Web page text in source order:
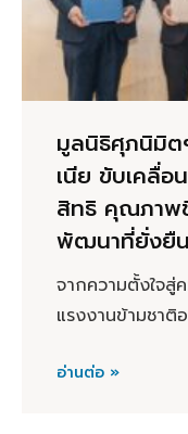
มูลนิธิศุภนิมิต
เนีย ขับเคลื่อ
สิทธิ คุณภาพ
พัฒนาที่ยั่งยืน
จากความตั้งใจสู่
แรงงานข้ามชาติ
อ่านต่อ »